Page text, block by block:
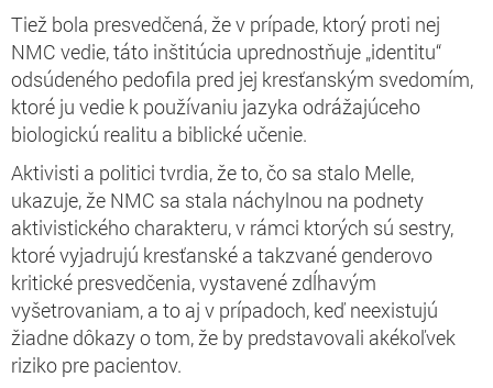
Tiež bola presvedčená, že v prípade, ktorý proti nej
NMC vedie, táto inštitúcia uprednostňuje „identitu“
odsúdeného pedofila pred jej kresťanským svedomím,
ktoré ju vedie k používaniu jazyka odrážajúceho
biologickú realitu a biblické učenie.
Aktivisti a politici tvrdia, že to, čo sa stalo Melle,
ukazuje, že NMC sa stala náchylnou na podnety
aktivistického charakteru, v rámci ktorých sú sestry,
ktoré vyjadrujú kresťanské a takzvané genderovo
kritické presvedčenia, vystavené zdĺhavým
vyšetrovaniam, a to aj v prípadoch, keď neexistujú
žiadne dôkazy o tom, že by predstavovali akékoľvek
riziko pre pacientov.